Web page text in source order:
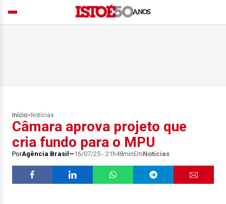
Início> Notícias
Câmara aprova projeto que
cria fundo para o MPU
PorAgência Brasil 16/07/25 - 21h48minEmNotícias